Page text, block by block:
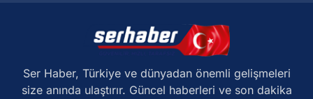
Ser Haber, Türkiye ve dünyadan önemli gelişmeleri
size anında ulaştırır. Güncel haberleri ve son dakika